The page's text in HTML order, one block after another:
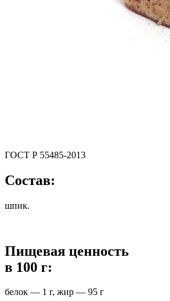
ГОСТ Р 55485-2013
Состав:
шпик.
Пищевая ценность
в 100 г:
белок — 1 г, жир — 95 г